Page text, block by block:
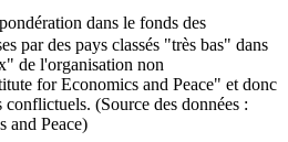
dans le fonds des
par des pays classés "très bas" dans
de l'organisation non
for Economics and Peace" et donc
conflictuels. (Source des données :
and Peace)